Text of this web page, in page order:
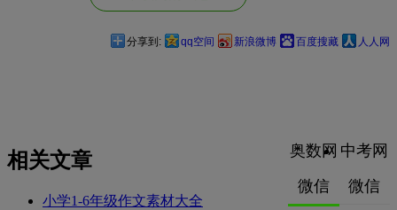
分享到: qq空间 新浪微博 百度搜藏 人人网
相关文章
小学1-6年级作文素材大全
奥数网
微信
中考网
微信